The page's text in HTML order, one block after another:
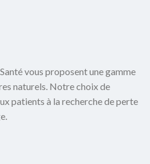
vous proposent une gamme
naturels. Notre choix de
patients à la recherche de perte